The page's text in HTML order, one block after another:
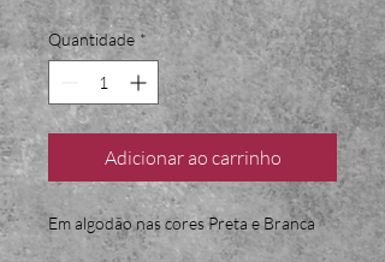
Quantidade *
Adicionar ao carrinho
Em algodão nas cores Preta e Branca